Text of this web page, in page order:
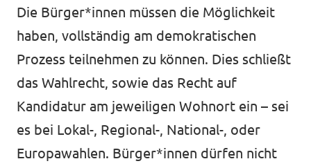
Die Bürger*innen müssen die Möglichkeit
haben, vollständig am demokratischen
Prozess teilnehmen zu können. Dies schließt
das Wahlrecht, sowie das Recht auf
Kandidatur am jeweiligen Wohnort ein – sei
es bei Lokal-, Regional-, National-, oder
Europawahlen. Bürger*innen dürfen nicht